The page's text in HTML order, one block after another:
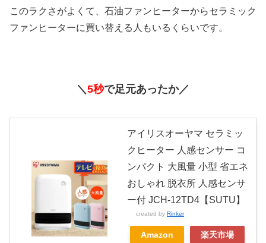
このラクさがよくて、石油ファンヒーターからセラミック
ファンヒーターに買い替える人もいるくらいです。
＼5秒で足元あったか／
アイリスオーヤマ セラミッ
クヒーター 人感センサー コ
ンパクト 大風量 小型 省エネ
おしゃれ 脱衣所 人感センサ
ー付 JCH-12TD4【SUTU】
created by Rinker
Amazon 楽天市場